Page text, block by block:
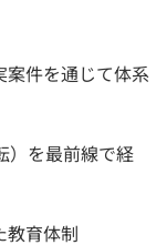
件を通じて体系
）を最前線で経
教育体制